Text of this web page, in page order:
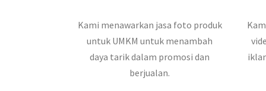
Kami menawarkan jasa foto produk
untuk UMKM untuk menambah
daya tarik dalam promosi dan
berjualan.